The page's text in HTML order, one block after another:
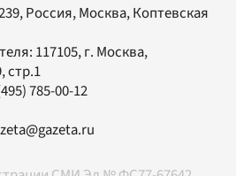
Россия, Москва, Коптевская
117105, г. Москва,
стр.1
785-00-12